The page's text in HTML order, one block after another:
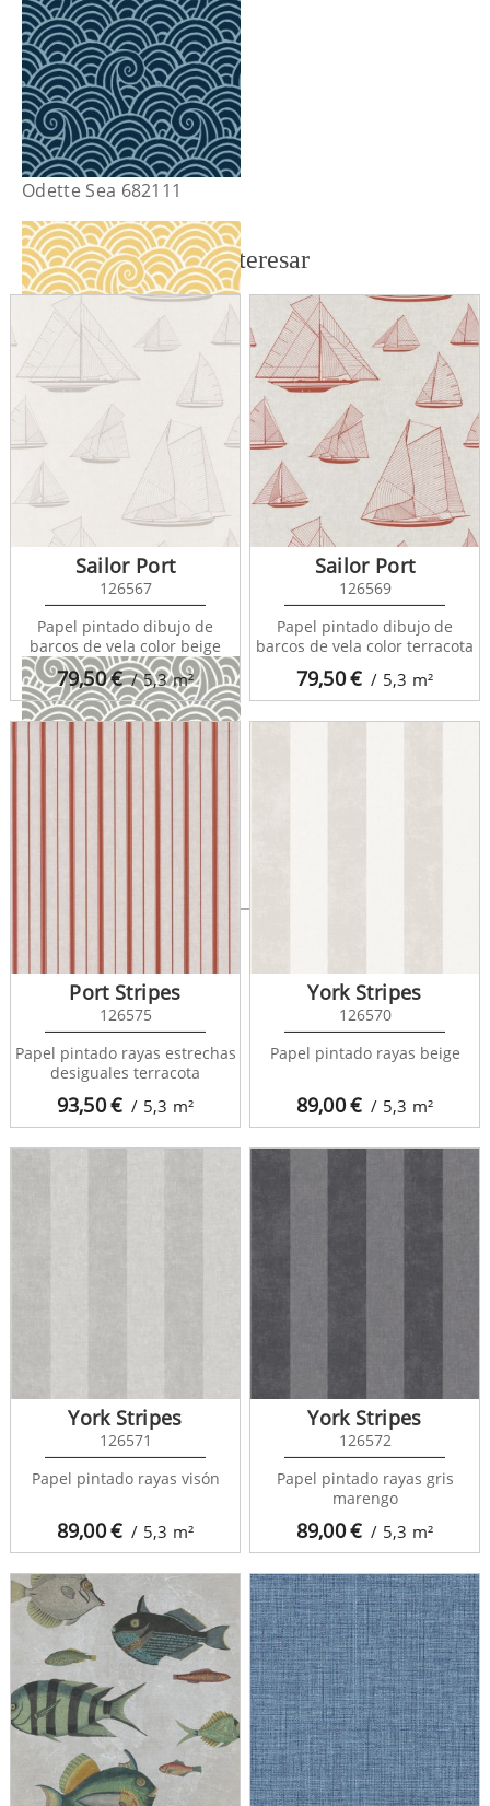
Odette Sea 682111
Odette Sea 682113
También te puede interesar
79,50€ / 5,3m²
Sailor Port
126567
Papel pintado dibujo de
barcos de vela color beige
79,50€ / 5,3 m²
Sailor Port
126569
Papel pintado dibujo de
barcos de vela color terracota
93,50€ / 5,3 m²
Port Stripes
126575
Papel pintado rayas estrechas
desiguales terracota
89,00€ / 5,3 m²
York Stripes
126570
Papel pintado rayas beige
89,00€ / 5,3 m²
York Stripes
126571
Papel pintado rayas visón
89,00€ / 5,3 m²
York Stripes
126572
Papel pintado rayas gris
marengo